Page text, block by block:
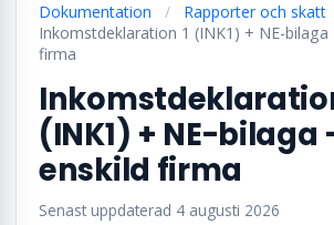
Dokumentation / Rapporter och skatt
Inkomstdeklaration 1 (INK1) + NE-
firma
(INK1) + NE-
enskild firma
Senast uppdaterad 4 augusti 2026